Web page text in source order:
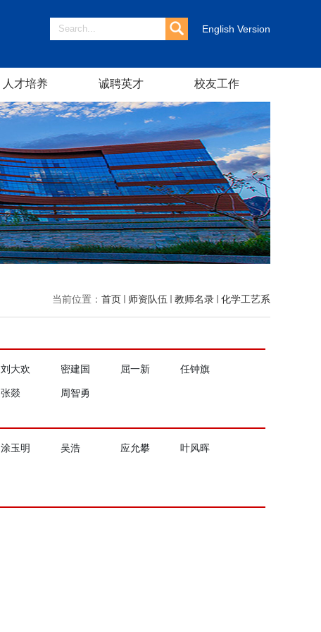
English Version
人才培养 诚聘英才 校友工作
当前位置： 首页 师资队伍 教师名录 化学工艺系
刘大欢 密建国 屈一新 任钟旗
张燚 周智勇
涂玉明 吴浩 应允攀 叶风晖